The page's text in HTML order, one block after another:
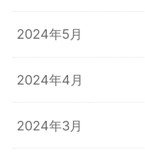
2024年5月
2024年4月
2024年3月